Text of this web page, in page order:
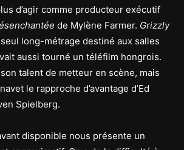
d’agir comme producteur exécutif
de Mylène Farmer. Grizzly
long-métrage destiné aux salles
aussi tourné un téléfilm hongrois.
talent de metteur en scène, mais
le rapproche d’avantage d’Ed
Spielberg.
disponible nous présente un